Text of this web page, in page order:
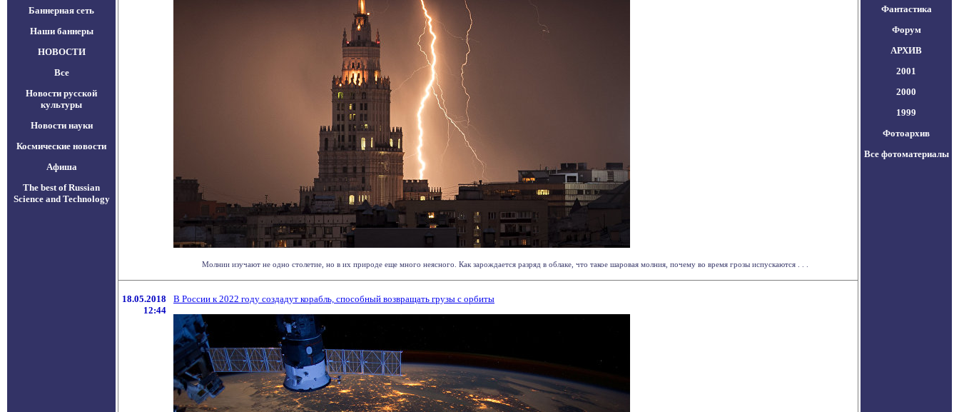
Баннерная сеть
Наши баннеры
НОВОСТИ
Все
Новости русской
культуры
Новости науки
Космические новости
Афиша
The best of Russian
Science and Technology
Молнии изучают не одно столетие, но в их природе еще много неясного. Как зарождается разряд в облаке, что такое шаровая молния, почему во время грозы испускаются . . .
18.05.2018
12:44
В России к 2022 году создадут корабль, способный возвращать грузы с орбиты
Фантастика
Форум
АРХИВ
2001
2000
1999
Фотоархив
Все фотоматериалы